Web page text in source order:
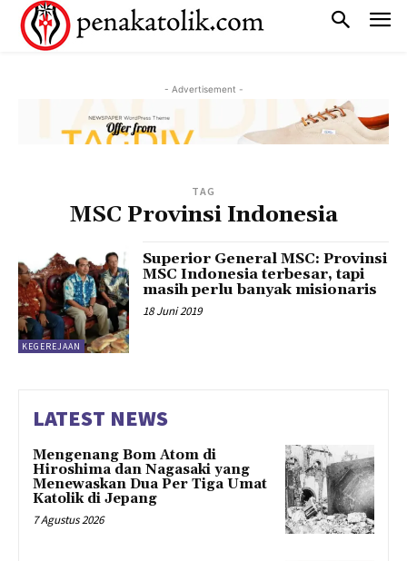
- Advertisement -
TAG
MSC Provinsi Indonesia
KEGEREJAAN
Superior General MSC: Provinsi
MSC Indonesia terbesar, tapi
masih perlu banyak misionaris
18 Juni 2019
LATEST NEWS
Mengenang Bom Atom di
Hiroshima dan Nagasaki yang
Menewaskan Dua Per Tiga Umat
Katolik di Jepang
7 Agustus 2026